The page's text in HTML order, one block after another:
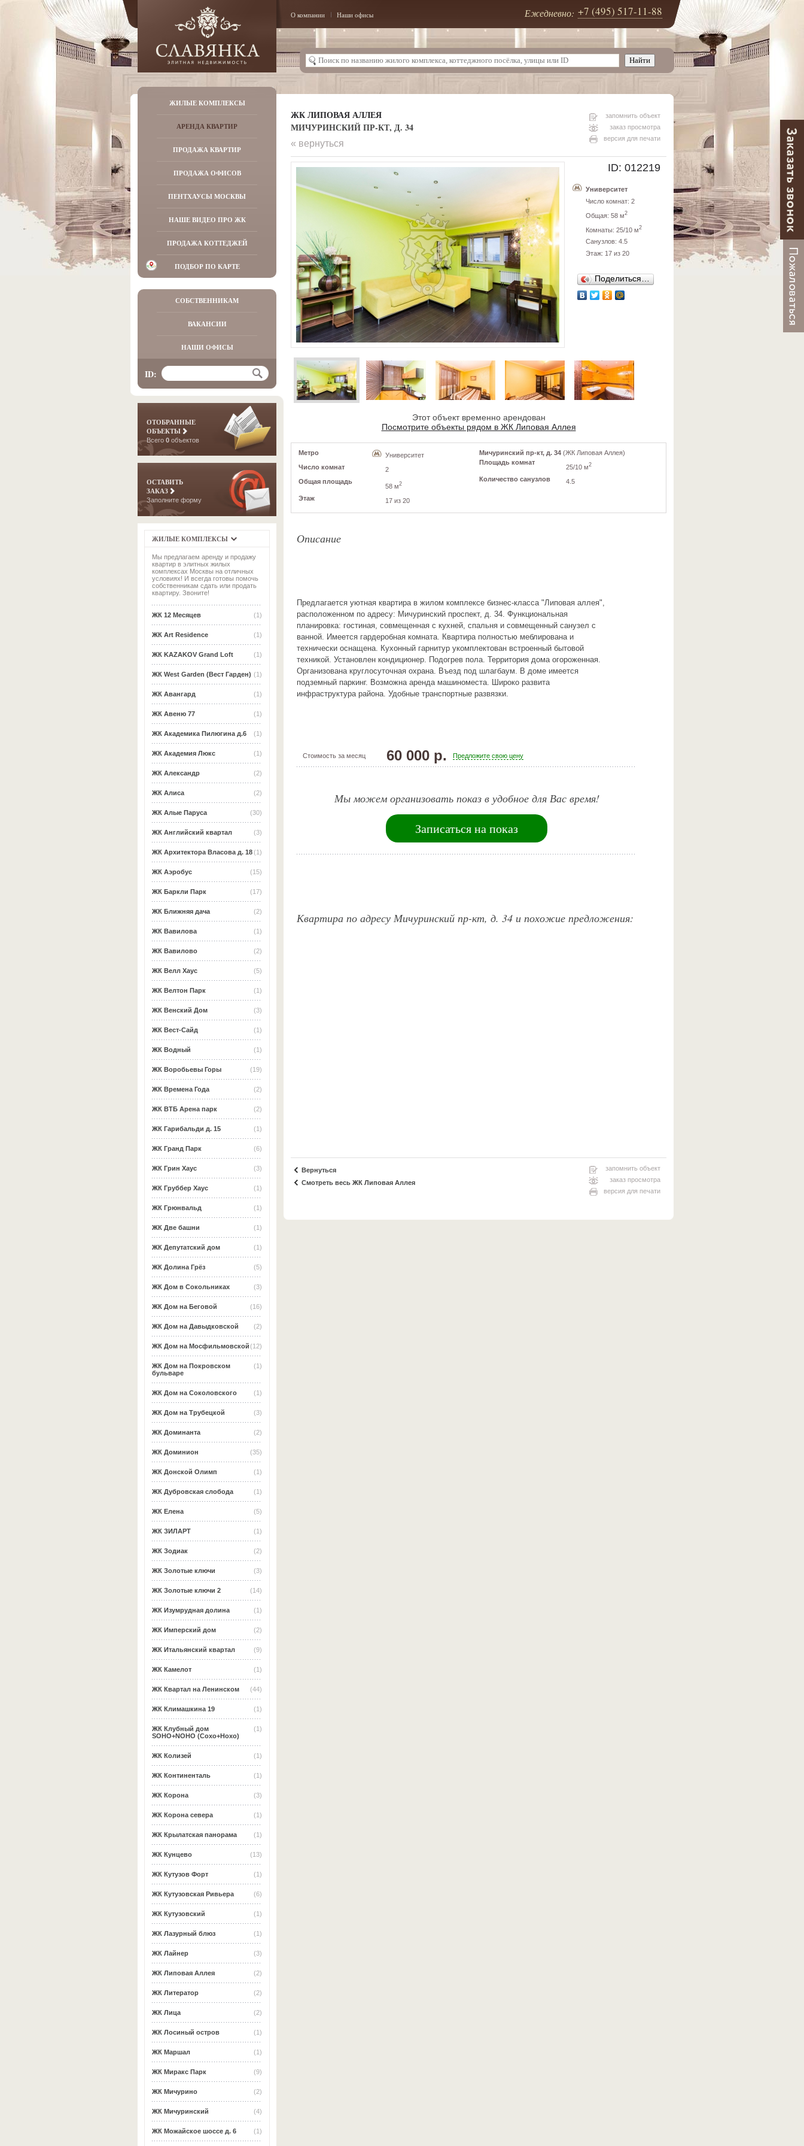
О компании Наши офисы Ежедневно: +7 (495) 517-11-88
ЖИЛЫЕ КОМПЛЕКСЫ
АРЕНДА КВАРТИР
ПРОДАЖА КВАРТИР
ПРОДАЖА ОФИСОВ
ПЕНТХАУСЫ МОСКВЫ
НАШЕ ВИДЕО ПРО ЖК
ПРОДАЖА КОТТЕДЖЕЙ
ПОДБОР ПО КАРТЕ
СОБСТВЕННИКАМ
ВАКАНСИИ
НАШИ ОФИСЫ
ID:
ОТОБРАННЫЕ
ОБЪЕКТЫ
Всего 0 объектов
ОСТАВИТЬ
ЗАКАЗ
Заполните форму
ЖИЛЫЕ КОМПЛЕКСЫ
Мы предлагаем аренду и продажу
квартир в элитных жилых
комплексах Москвы на отличных
условиях! И всегда готовы помочь
собственникам сдать или продать
квартиру. Звоните!
(1)
ЖК 12 Месяцев
(1)
ЖК Art Residence
(1)
ЖК KAZAKOV Grand Loft
(1)
ЖК West Garden (Вест Гарден)
(1)
ЖК Авангард
(1)
ЖК Авеню 77
(1)
ЖК Академика Пилюгина д.6
(1)
ЖК Академия Люкс
(2)
ЖК Александр
(2)
ЖК Алиса
(30)
ЖК Алые Паруса
(3)
ЖК Английский квартал
(1)
ЖК Архитектора Власова д. 18
(15)
ЖК Аэробус
(17)
ЖК Баркли Парк
(2)
ЖК Ближняя дача
(1)
ЖК Вавилова
(2)
ЖК Вавилово
(5)
ЖК Велл Хаус
(1)
ЖК Велтон Парк
(3)
ЖК Венский Дом
(1)
ЖК Вест-Сайд
(1)
ЖК Водный
(19)
ЖК Воробьевы Горы
(2)
ЖК Времена Года
(2)
ЖК ВТБ Арена парк
(1)
ЖК Гарибальди д. 15
(6)
ЖК Гранд Парк
(3)
ЖК Грин Хаус
(1)
ЖК Груббер Хаус
(1)
ЖК Грюнвальд
(1)
ЖК Две башни
(1)
ЖК Депутатский дом
(5)
ЖК Долина Грёз
(3)
ЖК Дом в Сокольниках
(16)
ЖК Дом на Беговой
(2)
ЖК Дом на Давыдковской
(12)
ЖК Дом на Мосфильмовской
(1)
ЖК Дом на Покровском
бульваре
(1)
ЖК Дом на Соколовского
(3)
ЖК Дом на Трубецкой
(2)
ЖК Доминанта
(35)
ЖК Доминион
(1)
ЖК Донской Олимп
(1)
ЖК Дубровская слобода
(5)
ЖК Елена
(1)
ЖК ЗИЛАРТ
(2)
ЖК Зодиак
(3)
ЖК Золотые ключи
(14)
ЖК Золотые ключи 2
(1)
ЖК Изумрудная долина
(2)
ЖК Имперский дом
(9)
ЖК Итальянский квартал
(1)
ЖК Камелот
(44)
ЖК Квартал на Ленинском
(1)
ЖК Климашкина 19
(1)
ЖК Клубный дом
SOHO+NOHO (Сохо+Нохо)
(1)
ЖК Колизей
(1)
ЖК Континенталь
(3)
ЖК Корона
(1)
ЖК Корона севера
(1)
ЖК Крылатская панорама
(13)
ЖК Кунцево
(1)
ЖК Кутузов Форт
(6)
ЖК Кутузовская Ривьера
(1)
ЖК Кутузовский
(1)
ЖК Лазурный блюз
(3)
ЖК Лайнер
(2)
ЖК Липовая Аллея
(2)
ЖК Литератор
(2)
ЖК Лица
(1)
ЖК Лосиный остров
(1)
ЖК Маршал
(9)
ЖК Миракс Парк
(2)
ЖК Мичурино
(4)
ЖК Мичуринский
(1)
ЖК Можайское шоссе д. 6
ЖК ЛИПОВАЯ АЛЛЕЯ
МИЧУРИНСКИЙ ПР-КТ, Д. 34
запомнить объект
заказ просмотра
версия для печати
« вернуться
ID: 012219
Университет
Число комнат: 2
Общая: 58 м2
Комнаты: 25/10 м2
Санузлов: 4.5
Этаж: 17 из 20
Поделиться…
Этот объект временно арендован
Посмотрите объекты рядом в ЖК Липовая Аллея
Метро
Университет
Число комнат
2
Общая площадь
58 м2
Этаж 17 из 20
Мичуринский пр-кт, д. 34 (ЖК Липовая Аллея)
Площадь комнат
25/10 м2
Количество санузлов 4.5
Описание
Предлагается уютная квартира в жилом комплексе бизнес-класса "Липовая аллея",
расположенном по адресу: Мичуринский проспект, д. 34. Функциональная
планировка: гостиная, совмещенная с кухней, спальня и совмещенный санузел с
ванной. Имеется гардеробная комната. Квартира полностью меблирована и
технически оснащена. Кухонный гарнитур укомплектован встроенный бытовой
техникой. Установлен кондиционер. Подогрев пола. Территория дома огороженная.
Организована круглосуточная охрана. Въезд под шлагбаум. В доме имеется
подземный паркинг. Возможна аренда машиноместа. Широко развита
инфраструктура района. Удобные транспортные развязки.
Стоимость за месяц 60 000 р. Предложите свою цену
Мы можем организовать показ в удобное для Вас время!
Записаться на показ
Квартира по адресу Мичуринский пр-кт, д. 34 и похожие предложения:
Вернуться
Смотреть весь ЖК Липовая Аллея
запомнить объект
заказ просмотра
версия для печати